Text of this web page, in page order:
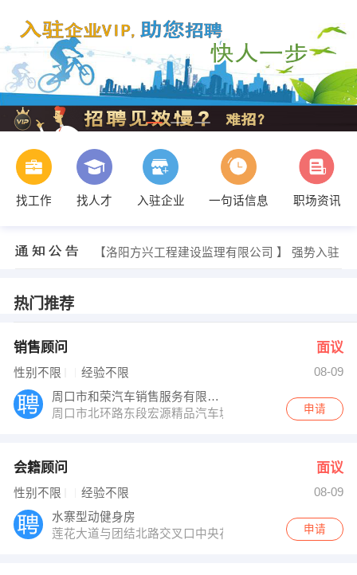
找工作 找人才 入驻企业 一句话信息 职场资讯
【洛阳方兴工程建设监理有限公司 】 强势入驻
牛经理 发布 [营运助理 ] 招聘信息
孙总 发布 [客服专员 ] 招聘信息
【洛阳方兴工程建设监理有限公司 】 强势入驻
热门推荐
销售顾问 面议
性别不限 经验不限
08-09
周口市和荣汽车销售服务有限公司
周口市北环路东段宏源精品汽车城
申请
会籍顾问 面议
性别不限 经验不限
08-09
水寨型动健身房
莲花大道与团结北路交叉口中央花园型动健身会所
申请